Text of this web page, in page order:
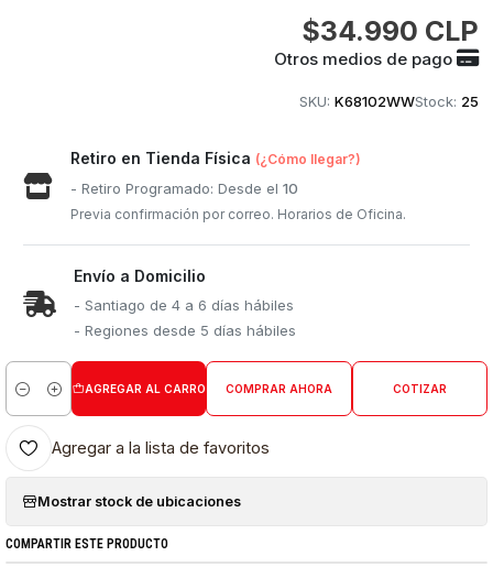
$34.990 CLP
Otros medios de pago
SKU: K68102WWStock: 25
Retiro en Tienda Física (¿Cómo llegar?)
- Retiro Programado: Desde el10
Previa confirmación por correo. Horarios de Oficina.
Envío a Domicilio
- Santiago de 4 a 6 días hábiles
- Regiones desde 5 días hábiles
Cantidad
AGREGAR AL CARRO COMPRAR AHORA COTIZAR
Agregar a la lista de favoritos
Mostrar stock de ubicaciones
COMPARTIR ESTE PRODUCTO